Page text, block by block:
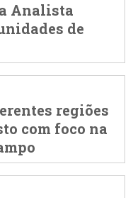
Analista
de
regiões
com foco na